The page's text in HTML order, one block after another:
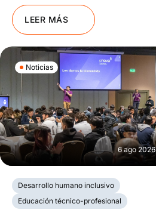
LEER MÁS
Noticias
6 ago 2026
Desarrollo humano inclusivo
Educación técnico-profesional